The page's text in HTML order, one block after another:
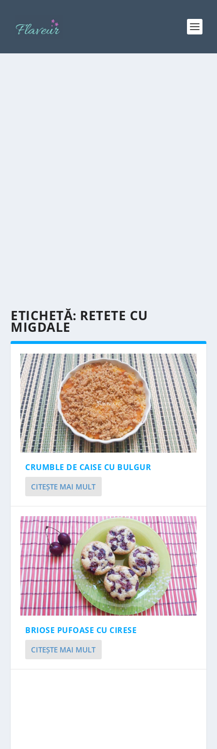
ETICHETĂ: RETETE CU
MIGDALE
CRUMBLE DE CAISE CU BULGUR
CITEŞTE MAI MULT
BRIOSE PUFOASE CU CIRESE
CITEŞTE MAI MULT